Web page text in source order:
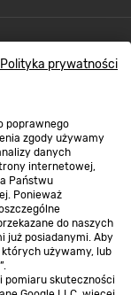
Polityka prywatności
poprawnego
zgody używamy
danych
internetowej,
Państwu
Ponieważ
do naszych
już posiadanymi. Aby
używamy, lub
pomiaru skuteczności